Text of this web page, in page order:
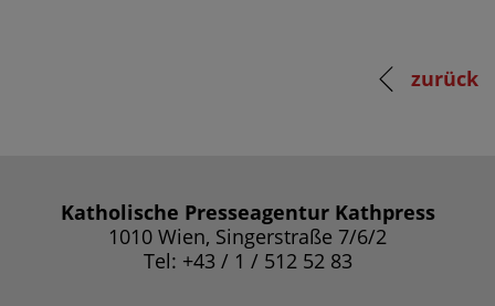
zurück
Katholische Presseagentur Kathpress
1010 Wien, Singerstraße 7/6/2
Tel: +43 / 1 / 512 52 83